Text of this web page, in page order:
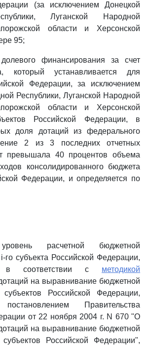
(за исключением Донецкой
Луганской Народной
области и Херсонской
95;
финансирования за счет
который устанавливается для
Федерации, за исключением
Республики, Луганской Народной
области и Херсонской
Российской Федерации, в
доля дотаций из федерального
2 из 3 последних отчетных
превышала 40 процентов объема
консолидированного бюджета
Федерации, и определяется по
расчетной бюджетной
го субъекта Российской Федерации,
в соответствии с методикой
на выравнивание бюджетной
субъектов Российской Федерации,
Правительства
от 22 ноября 2004 г. N 670 "О
на выравнивание бюджетной
субъектов Российской Федерации",